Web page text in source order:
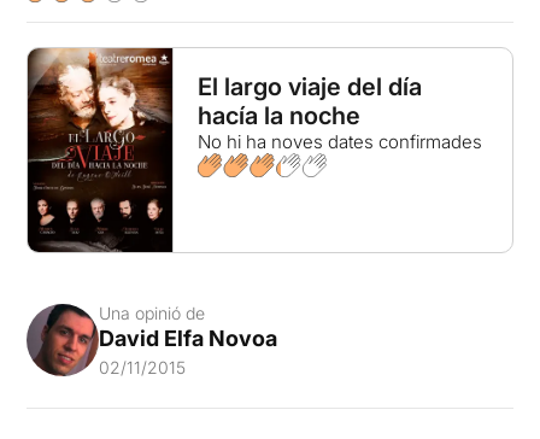
El largo viaje del día
hacía la noche
No hi ha noves dates confirmades
Una opinió de
David Elfa Novoa
02/11/2015